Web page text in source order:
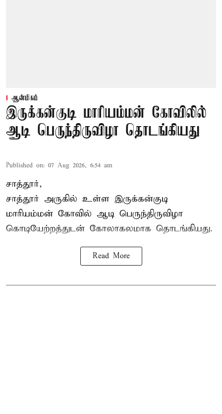
ஆன்மிகம்
இருக்கன்குடி மாரியம்மன் கோவிலில்
ஆடி பெருந்திருவிழா தொடங்கியது
Published on: 07 Aug 2026, 6:54 am
சாத்தூர்,
சாத்தூர் அருகில் உள்ள இருக்கன்குடி
மாரியம்மன் கோவில் ஆடி பெருந்திருவிழா
கொடியேற்றத்துடன் கோலாகலமாக தொடங்கியது.
Read More